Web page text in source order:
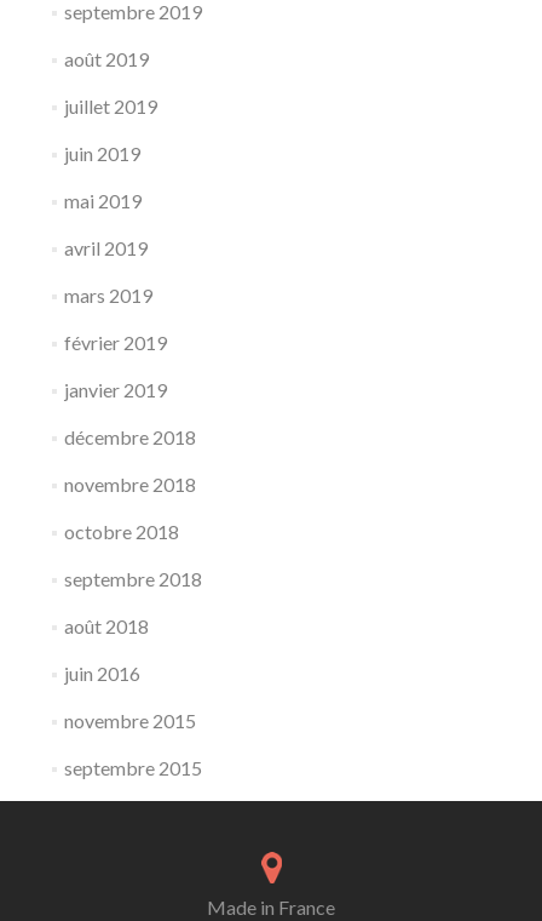
septembre 2019
août 2019
juillet 2019
juin 2019
mai 2019
avril 2019
mars 2019
février 2019
janvier 2019
décembre 2018
novembre 2018
octobre 2018
septembre 2018
août 2018
juin 2016
novembre 2015
septembre 2015
Made in France